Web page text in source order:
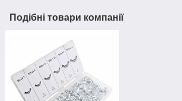
Подібні товари компанії